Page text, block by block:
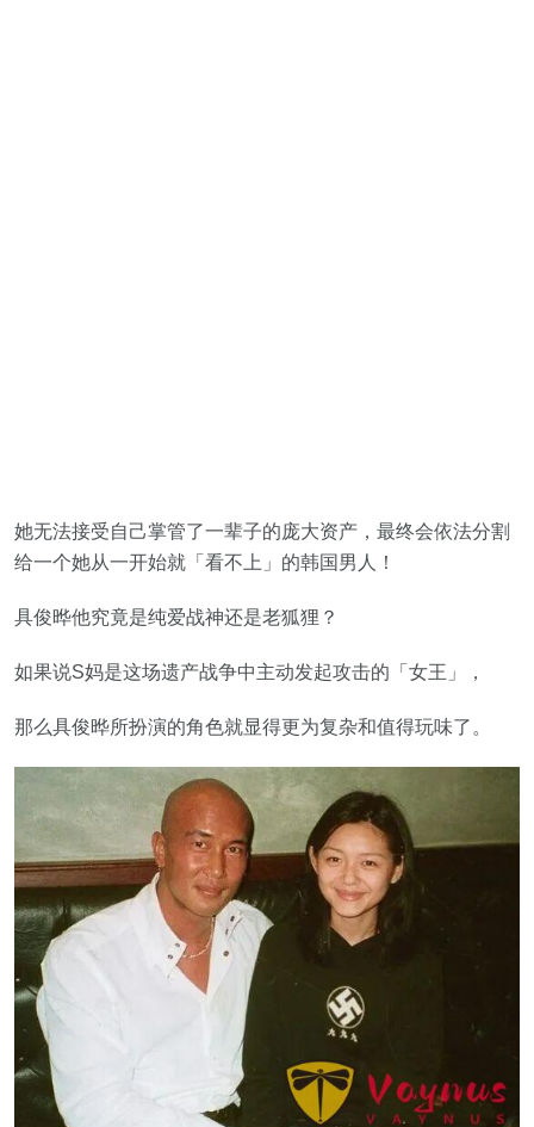
她无法接受自己掌管了一辈子的庞大资产，最终会依法分割
给一个她从一开始就「看不上」的韩国男人！
具俊晔他究竟是纯爱战神还是老狐狸？
如果说S妈是这场遗产战争中主动发起攻击的「女王」，
那么具俊晔所扮演的角色就显得更为复杂和值得玩味了。